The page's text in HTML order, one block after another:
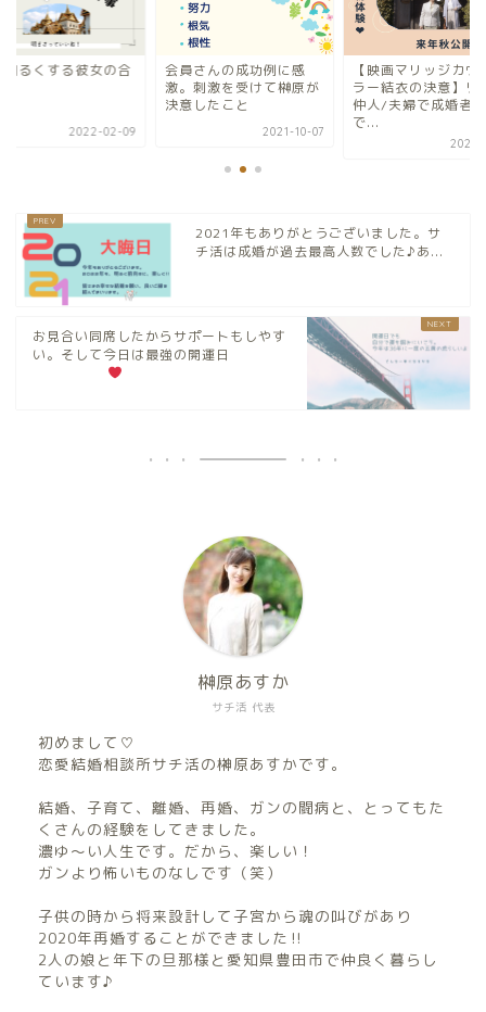
さんの成功例に感
2021-10-07
【映画マリッジカウンセ
ラー結衣の決意】リアル
仲人/夫婦で成婚者役
場を明るくする彼女
理性
2021年もありがとうございました。サ
チ活は成婚が過去最高人数でした♪あ...
お見合い同席したからサポートもしやす
い。そして今日は最強の開運日
サチ活 代表
榊原あすか
初めまして♡
恋愛結婚相談所サチ活の榊原あすかです。
結婚、子育て、離婚、再婚、ガンの闘病と、とってもた
くさんの経験をしてきました。
濃ゆ〜い人生です。だから、楽しい！
ガンより怖いものなしです（笑）
子供の時から将来設計して子宮から魂の叫びがあり
2020年再婚することができました‼︎
2人の娘と年下の旦那様と愛知県豊田市で仲良く暮らし
ています♪